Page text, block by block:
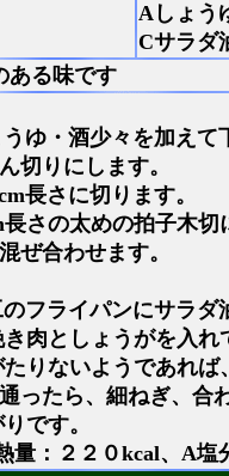
Aしょう
Cサラダ
ある味です
ゆ・酒少々を加えて
切りにします。
長さに切ります。
さの太めの拍子木切
ぜ合わせます。
フライパンにサラダ
肉としょうがを入
りないようであれば
ったら、細ねぎ、合
です。
量：２２０kcal、A塩